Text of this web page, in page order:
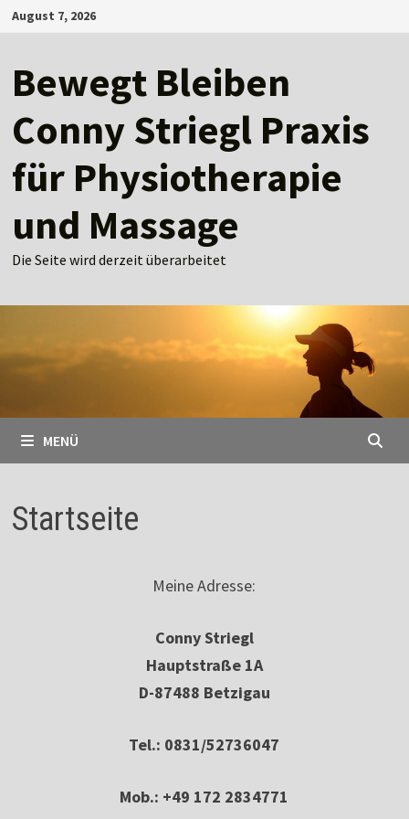
Zum
Inhalt
August 7, 2026
Bewegt Bleiben
Conny Striegl Praxis
für Physiotherapie
und Massage
Die Seite wird derzeit überarbeitet
MENÜ
Startseite
Meine Adresse:
Conny Striegl
Hauptstraße 1A
D-87488 Betzigau
Tel.: 0831/52736047
Mob.: +49 172 2834771